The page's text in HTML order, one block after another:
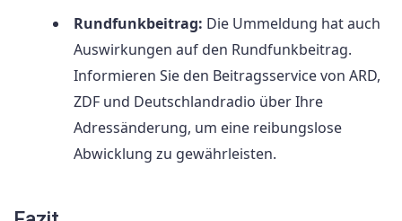
Rundfunkbeitrag: Die Ummeldung hat auch
Auswirkungen auf den Rundfunkbeitrag.
Informieren Sie den Beitragsservice von ARD,
ZDF und Deutschlandradio über Ihre
Adressänderung, um eine reibungslose
Abwicklung zu gewährleisten.